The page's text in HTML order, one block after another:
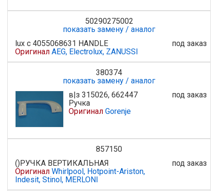
50290275002
показать замену / аналог
lux с 4055068631 HANDLE
Оригинал AEG, Electrolux, ZANUSSI
под заказ
380374
показать замену / аналог
в|з 315026, 662447
Ручка
Оригинал Gorenje
под заказ
857150
()РУЧКА ВЕРТИКАЛЬНАЯ
Оригинал Whirlpool, Hotpoint-Ariston,
Indesit, Stinol, MERLONI
под заказ